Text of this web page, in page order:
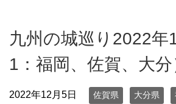
九州の城巡り2022年
1：福岡、佐賀、大分
2022年12月5日 佐賀県 大分県